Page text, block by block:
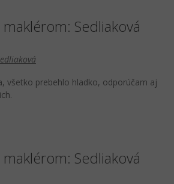
Sedliaková
všetko prebehlo hladko, odporúčam aj
Sedliaková